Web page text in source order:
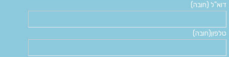
דוא"ל (חובה)
טלפון(חובה)